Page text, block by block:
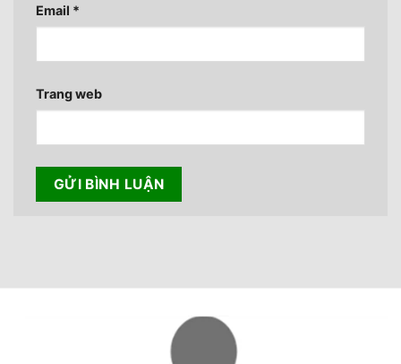
Email *
Trang web